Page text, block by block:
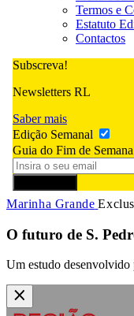
Termos e
Estatuto
Contactos
Subscreva!
Newsletters RL
Saber mais
Edição Semanal
Guia do Fim de Semana
Marinha Grande
O futuro de S.
Um estudo desenvolvido